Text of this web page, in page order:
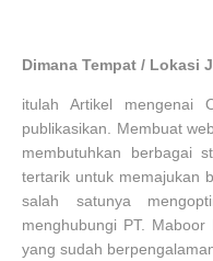
Dimana Tempat / Lokasi
itulah Artikel mengenai
publikasikan. Membuat
membutuhkan berbagai
tertarik untuk memajukan
salah satunya
menghubungi PT.
yang sudah